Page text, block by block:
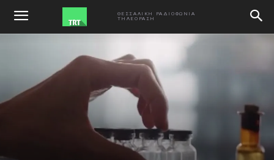
ΘΕΣΣΑΛΙΚΗ ΡΑΔΙΟΦΩΝΙΑ
ΤΗΛΕΟΡΑΣΗ
ΑΡΧΙΚΗ